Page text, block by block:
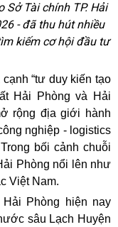
Tài chính TP. Hải
- đã thu hút nhiều
kiếm cơ hội đầu tư
“tư duy kiến tạo
Hải Phòng và Hải
rộng địa giới hành
nghiệp - logistics
bối cảnh chuỗi
Phòng nổi lên như
Việt Nam.
Phòng hiện nay
sâu Lạch Huyện